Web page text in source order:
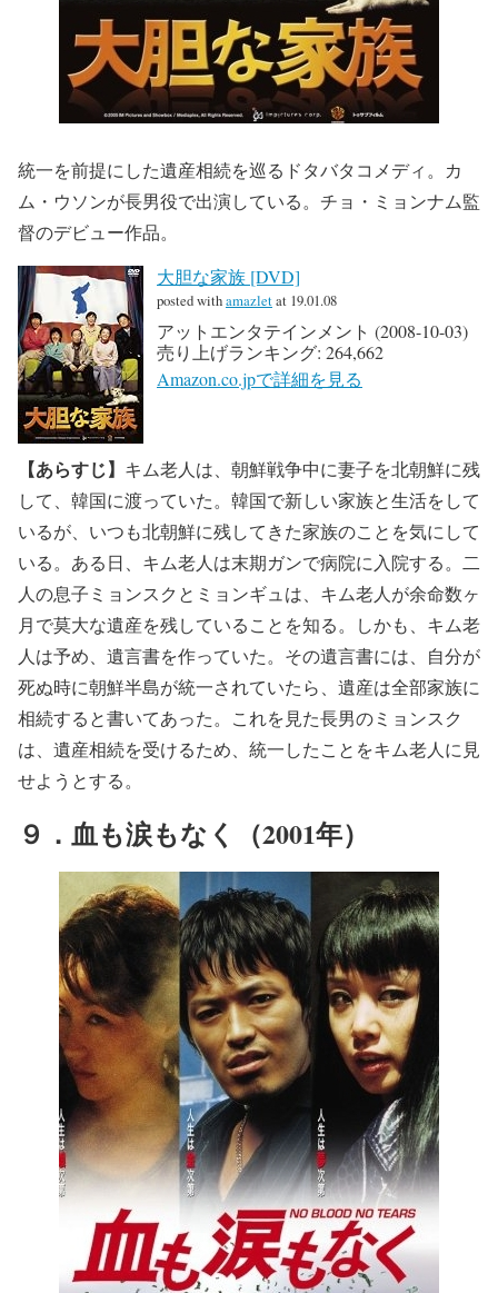
統一を前提にした遺産相続を巡るドタバタコメディ。カ
ム・ウソンが長男役で出演している。チョ・ミョンナム監
督のデビュー作品。
大胆な家族 [DVD]
posted withamazletat 19.01.08
アットエンタテインメント (2008-10-03)
売り上げランキング: 264,662
Amazon.co.jpで詳細を見る
【あらすじ】 キム老人は、朝鮮戦争中に妻子を北朝鮮に残
して、韓国に渡っていた。韓国で新しい家族と生活をして
いるが、いつも北朝鮮に残してきた家族のことを気にして
いる。ある日、キム老人は末期ガンで病院に入院する。二
人の息子ミョンスクとミョンギュは、キム老人が余命数ヶ
月で莫大な遺産を残していることを知る。しかも、キム老
人は予め、遺言書を作っていた。その遺言書には、自分が
死ぬ時に朝鮮半島が統一されていたら、遺産は全部家族に
相続すると書いてあった。これを見た長男のミョンスク
は、遺産相続を受けるため、統一したことをキム老人に見
せようとする。
９．血も涙もなく（2001年）